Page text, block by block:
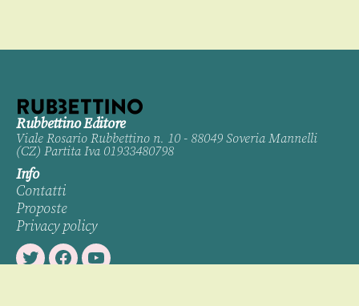
Rubbettino Editore
Viale Rosario Rubbettino n. 10 - 88049 Soveria Mannelli
(CZ) Partita Iva 01933480798
Info
Contatti
Proposte
Privacy policy
TwitterFacebookYoutube